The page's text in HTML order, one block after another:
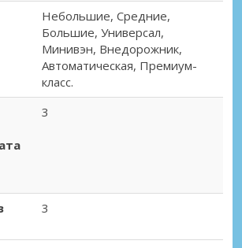
Небольшие, Средние,
Большие, Универсал,
Минивэн, Внедорожник,
Автоматическая, Премиум-
класс.
3
3